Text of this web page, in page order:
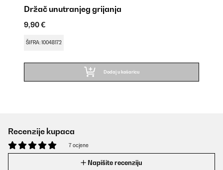
Držač unutranjeg grijanja
9,90 €
ŠIFRA: 10048172
Dodaj u košaricu
Recenzije kupaca
7 ocjene
Napišite recenziju